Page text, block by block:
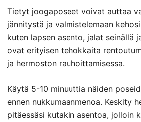
Tietyt joogaposeet voivat auttaa
jännitystä ja valmistelemaan
kuten lapsen asento, jalat seinällä
ovat erityisen tehokkaita
ja hermoston rauhoittamisessa.
Käytä 5-10 minuuttia näiden
ennen nukkumaanmenoa. Keskity
pitäessäsi kutakin asentoa, jolloin